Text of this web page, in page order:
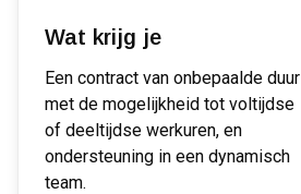
Wat krijg je
Een contract van onbepaalde duur
met de mogelijkheid tot voltijdse
of deeltijdse werkuren, en
ondersteuning in een dynamisch
team.